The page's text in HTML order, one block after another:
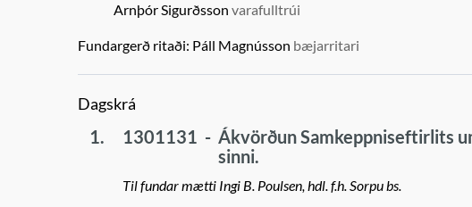
Arnþór Sigurðsson varafulltrúi
Fundargerð ritaði: Páll Magnússon bæjarritari
Dagskrá
1. 1301131 - Ákvörðun Samkeppniseftirlits
sinni.
Til fundar mætti Ingi B. Poulsen, hdl. f.h. Sorpu bs.